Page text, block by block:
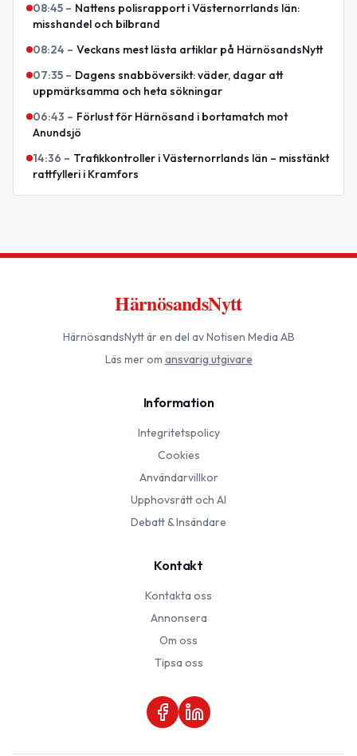
08:45 – Nattens polisrapport i Västernorrlands län:
misshandel och bilbrand
08:24 – Veckans mest lästa artiklar på HärnösandsNytt
07:35 – Dagens snabböversikt: väder, dagar att
uppmärksamma och heta sökningar
06:43 – Förlust för Härnösand i bortamatch mot
Anundsjö
14:36 – Trafikkontroller i Västernorrlands län – misstänkt
rattfylleri i Kramfors
HärnösandsNytt
HärnösandsNyttär en del av Notisen Media AB
Läs mer om ansvarig utgivare
Information
Integritetspolicy
Cookies
Användarvillkor
Upphovsrätt och AI
Debatt & Insändare
Kontakt
Kontakta oss
Annonsera
Om oss
Tipsa oss